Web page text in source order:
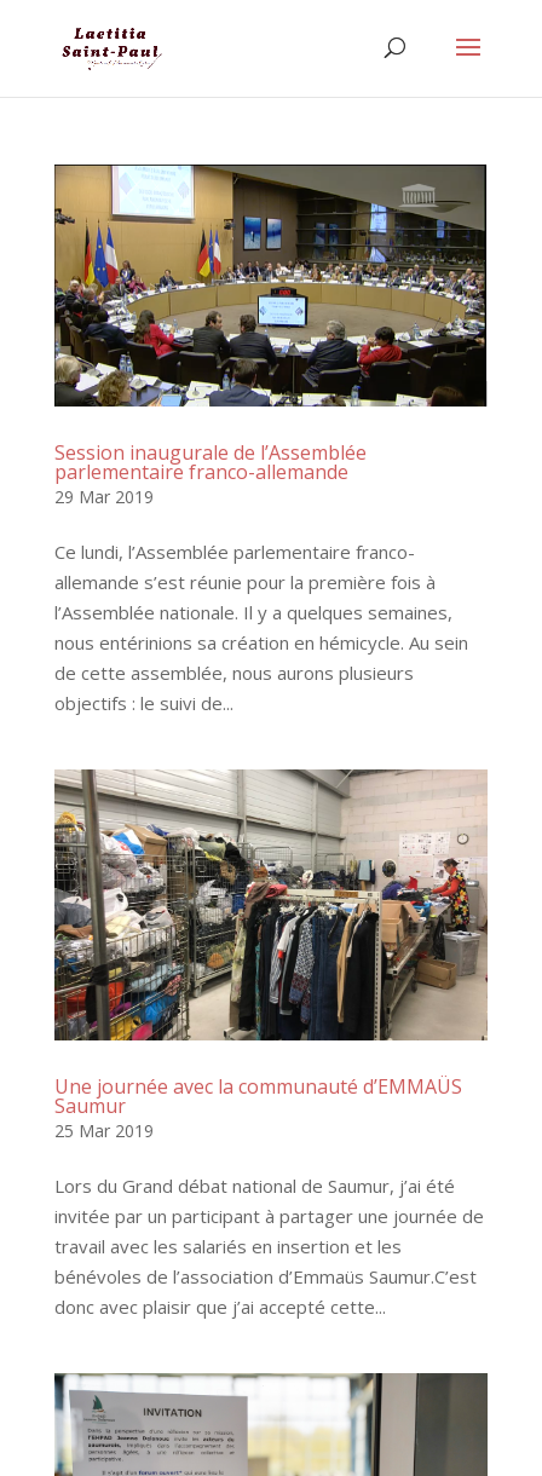
Session inaugurale de l’Assemblée
parlementaire franco-allemande
29 Mar 2019
Ce lundi, l’Assemblée parlementaire franco-
allemande s’est réunie pour la première fois à
l’Assemblée nationale. Il y a quelques semaines,
nous entérinions sa création en hémicycle. Au sein
de cette assemblée, nous aurons plusieurs
objectifs : le suivi de...
Une journée avec la communauté d’EMMAÜS
Saumur
25 Mar 2019
Lors du Grand débat national de Saumur, j’ai été
invitée par un participant à partager une journée de
travail avec les salariés en insertion et les
bénévoles de l’association d’Emmaüs Saumur.C’est
donc avec plaisir que j’ai accepté cette...